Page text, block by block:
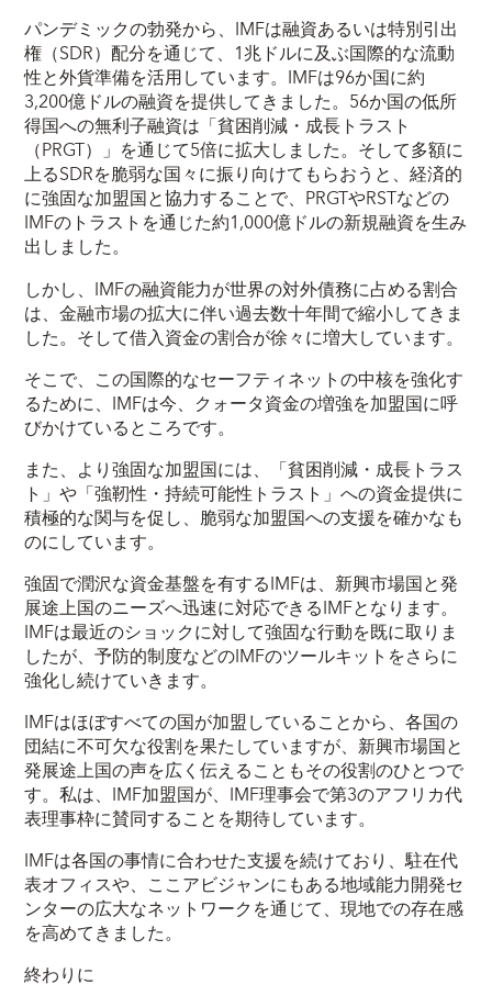
パンデミックの勃発から、IMFは融資あるいは特別引出
権（SDR）配分を通じて、1兆ドルに及ぶ国際的な流動
性と外貨準備を活用しています。IMFは96か国に約
3,200億ドルの融資を提供してきました。56か国の低所
得国への無利子融資は「貧困削減・成長トラスト
（PRGT）」を通じて5倍に拡大しました。そして多額に
上るSDRを脆弱な国々に振り向けてもらおうと、経済的
に強固な加盟国と協力することで、PRGTやRSTなどの
IMFのトラストを通じた約1,000億ドルの新規融資を生み
出しました。
しかし、IMFの融資能力が世界の対外債務に占める割合
は、金融市場の拡大に伴い過去数十年間で縮小してきま
した。そして借入資金の割合が徐々に増大しています。
そこで、この国際的なセーフティネットの中核を強化す
るために、IMFは今、クォータ資金の増強を加盟国に呼
びかけているところです。
また、より強固な加盟国には、「貧困削減・成長トラス
ト」や「強靭性・持続可能性トラスト」への資金提供に
積極的な関与を促し、脆弱な加盟国への支援を確かなも
のにしています。
強固で潤沢な資金基盤を有するIMFは、新興市場国と発
展途上国のニーズへ迅速に対応できるIMFとなります。
IMFは最近のショックに対して強固な行動を既に取りま
したが、予防的制度などのIMFのツールキットをさらに
強化し続けていきます。
IMFはほぼすべての国が加盟していることから、各国の
団結に不可欠な役割を果たしていますが、新興市場国と
発展途上国の声を広く伝えることもその役割のひとつで
す。私は、IMF加盟国が、IMF理事会で第3のアフリカ代
表理事枠に賛同することを期待しています。
IMFは各国の事情に合わせた支援を続けており、駐在代
表オフィスや、ここアビジャンにもある地域能力開発セ
ンターの広大なネットワークを通じて、現地での存在感
を高めてきました。
終わりに